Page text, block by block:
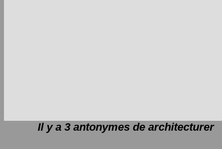
Il y a 3 antonymes de architecturer